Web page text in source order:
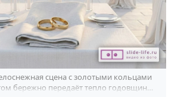
сцена с золотыми кольцами
бережно передаёт тепло годовщины